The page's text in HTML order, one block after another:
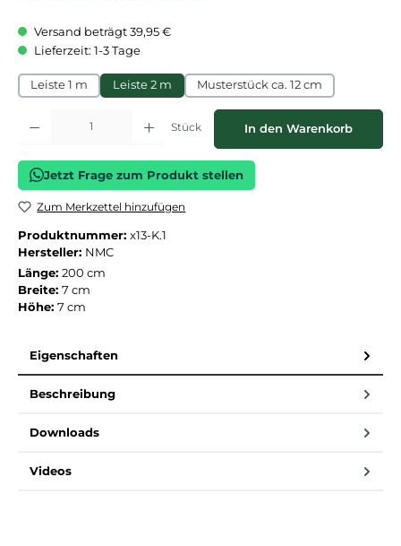
Versand beträgt 39,95 €
Lieferzeit: 1-3 Tage
Leiste 1 m Leiste 2 m Musterstück ca. 12 cm
Produkt Anzahl: Gib den gewünschten Wert ein oder benutze die
Stück In den Warenkorb
Jetzt Frage zum Produkt stellen
Zum Merkzettel hinzufügen
Produktnummer: x13-K.1
Hersteller: NMC
Länge: 200 cm
Breite: 7 cm
Höhe: 7 cm
Eigenschaften
Beschreibung
Downloads
Videos